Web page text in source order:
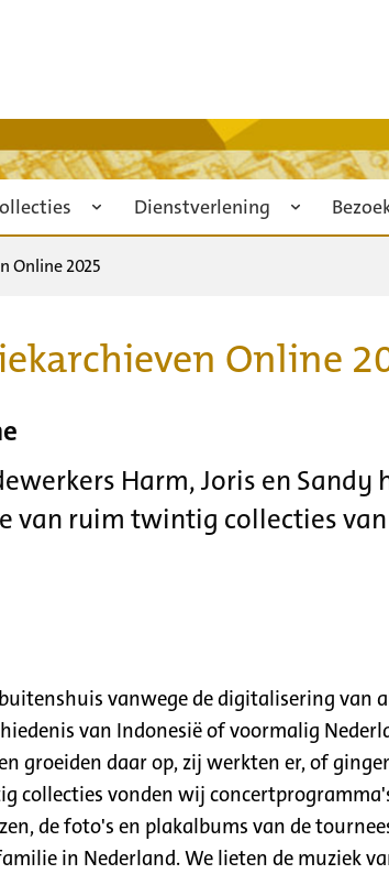
Dienstverlening
Online 2025
Online
Harm, Joris en Sandy
van ruim twintig collecties van
vanwege de digitalisering van
van Indonesië of voormalig
groeiden daar op, zij werkten er, of
collecties vonden wij
de foto's en plakalbums van de
in Nederland. We lieten de muziek